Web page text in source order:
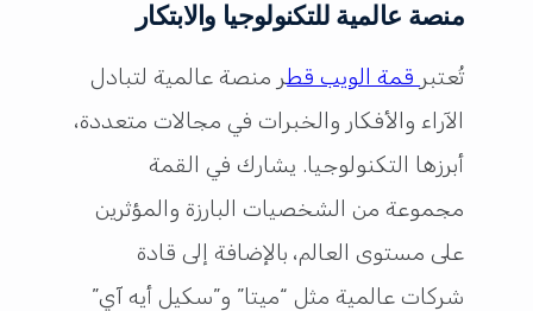
منصة عالمية للتكنولوجيا والابتكار
تُعتبر قمة الويب قطر منصة عالمية لتبادل
الآراء والأفكار والخبرات في مجالات متعددة،
أبرزها التكنولوجيا. يشارك في القمة
مجموعة من الشخصيات البارزة والمؤثرين
على مستوى العالم، بالإضافة إلى قادة
شركات عالمية مثل “ميتا” و”سكيل أيه آي”